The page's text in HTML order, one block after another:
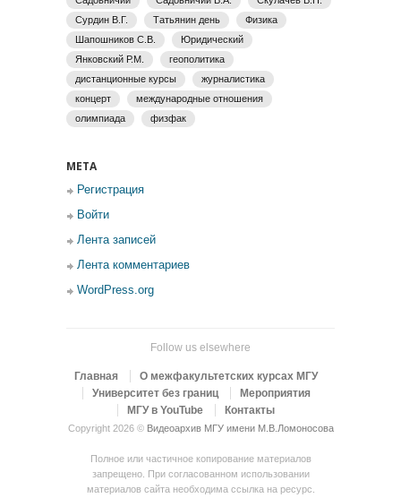
Сурдин В.Г.
Татьянин день
Физика
Шапошников С.В.
Юридический
Янковский Р.М.
геополитика
дистанционные курсы
журналистика
концерт
международные отношения
олимпиада
физфак
МЕТА
Регистрация
Войти
Лента записей
Лента комментариев
WordPress.org
Follow us elsewhere
Главная
О межфакультетских курсах МГУ
Университет без границ
Мероприятия
МГУ в YouTube
Контакты
Copyright 2026 © Видеоархив МГУ имени М.В.Ломоносова
Полное или частичное копирование материалов
запрещено. При согласованном использовании
материалов сайта необходима ссылка на ресурс.